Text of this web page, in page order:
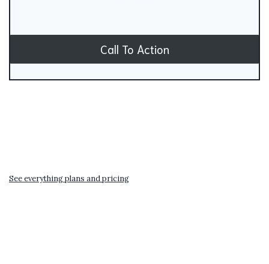
Call To Action
See everything plans and pricing